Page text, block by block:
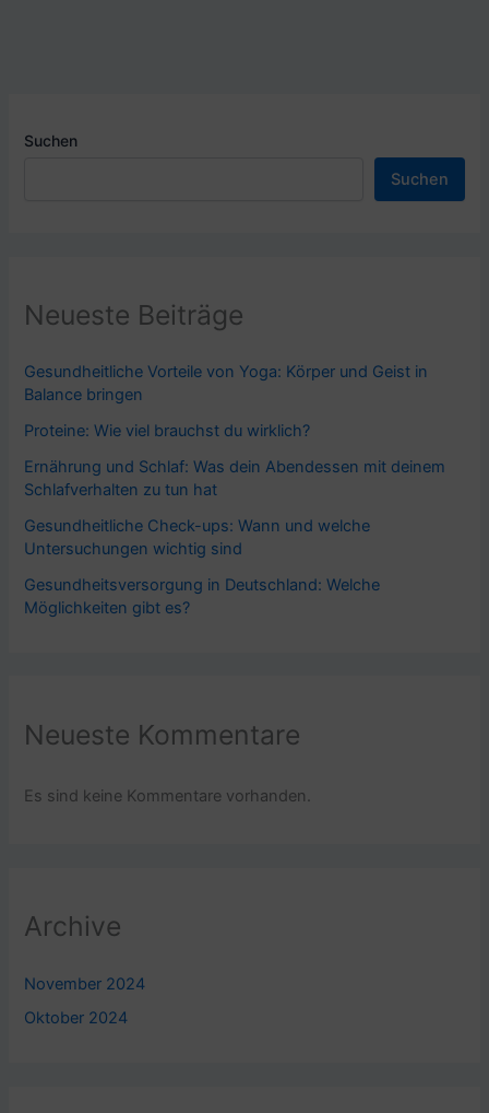
Suchen
Suchen
Neueste Beiträge
Gesundheitliche Vorteile von Yoga: Körper und Geist in
Balance bringen
Proteine: Wie viel brauchst du wirklich?
Ernährung und Schlaf: Was dein Abendessen mit deinem
Schlafverhalten zu tun hat
Gesundheitliche Check-ups: Wann und welche
Untersuchungen wichtig sind
Gesundheitsversorgung in Deutschland: Welche
Möglichkeiten gibt es?
Neueste Kommentare
Es sind keine Kommentare vorhanden.
Archive
November 2024
Oktober 2024